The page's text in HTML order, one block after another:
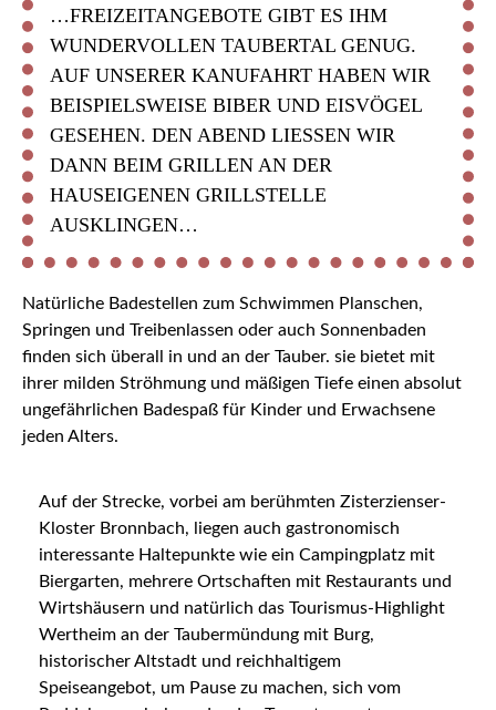
…FREIZEITANGEBOTE GIBT ES IHM
WUNDERVOLLEN TAUBERTAL GENUG.
AUF UNSERER KANUFAHRT HABEN WIR
BEISPIELSWEISE BIBER UND EISVÖGEL
GESEHEN. DEN ABEND LIESSEN WIR D
ANN BEIM GRILLEN AN DER H
AUSEIGENEN GRILLSTELLE A
USKLINGEN…
Natürliche Badestellen zum Schwimmen Planschen,
Springen und Treibenlassen oder auch Sonnenbaden
finden sich überall in und an der Tauber. sie bietet mit
ihrer milden Ströhmung und mäßigen Tiefe einen absolut
ungefährlichen Badespaß für Kinder und Erwachsene
jeden Alters.
Auf der Strecke, vorbei am berühmten Zisterzienser-
Kloster Bronnbach, liegen auch gastronomisch
interessante Haltepunkte wie ein Campingplatz mit
Biergarten, mehrere Ortschaften mit Restaurants und
Wirtshäusern und natürlich das Tourismus-Highlight
Wertheim an der Taubermündung mit Burg,
historischer Altstadt und reichhaltigem
Speiseangebot, um Pause zu machen, sich vom